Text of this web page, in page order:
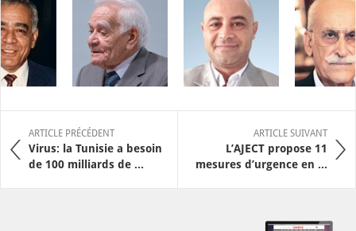
ARTICLE PRÉCÉDENT
Virus: la Tunisie a besoin
de 100 milliards de ...
ARTICLE SUIVANT
L’AJECT propose 11
mesures d’urgence en ...